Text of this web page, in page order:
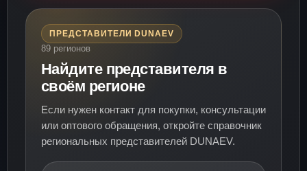
ПРЕДСТАВИТЕЛИ DUNAEV
89 регионов
Найдите представителя в
своём регионе
Если нужен контакт для покупки, консультации
или оптового обращения, откройте справочник
региональных представителей DUNAEV.